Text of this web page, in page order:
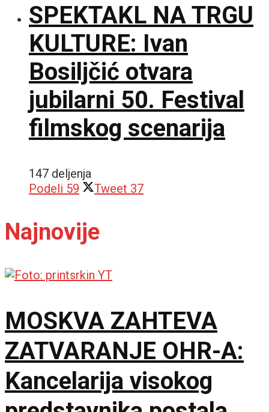
SPEKTAKL NA TRGU
KULTURE: Ivan
Bosiljčić otvara
jubilarni 50. Festival
filmskog scenarija
147 deljenja
Podeli 59 Tweet 37
Najnovije
MOSKVA ZAHTEVA
ZATVARANJE OHR-A:
Kancelarija visokog